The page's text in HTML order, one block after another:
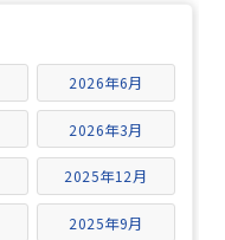
2026年6月
2026年3月
2025年12月
2025年9月